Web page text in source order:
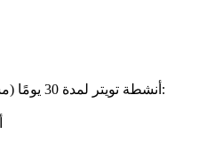
أنشطة تويتر لمدة 30 يومًا (مشاركات غير محدودة في اليوم):